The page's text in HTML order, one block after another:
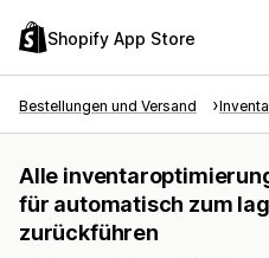
Shopify App Store
Bestellungen und Versand
Alle
für automatisch zum
zurückführen